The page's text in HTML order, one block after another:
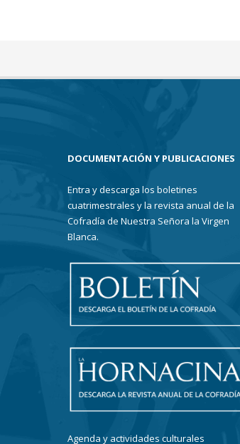
DOCUMENTACIÓN Y PUBLICACIONES
Entra y descarga los boletines
cuatrimestrales y la revista anual de la
Cofradía de Nuestra Señora la Virgen
Blanca.
Agenda y actividades culturales